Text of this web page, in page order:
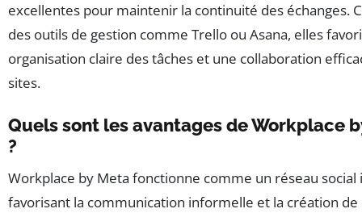
excellentes pour maintenir la continuité des échanges.
des outils de gestion comme Trello ou Asana, elles
organisation claire des tâches et une collaboration
sites.
Quels sont les avantages de Workplace
?
Workplace by Meta fonctionne comme un réseau social
favorisant la communication informelle et la création de